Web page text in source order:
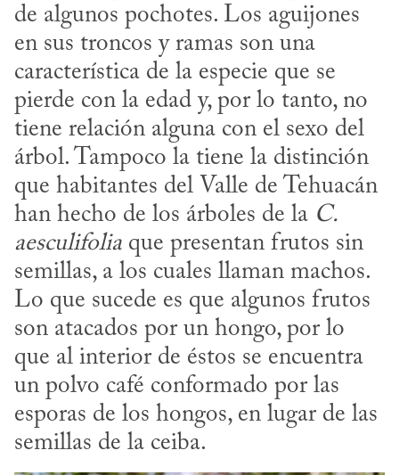
de algunos pochotes. Los aguijones
en sus troncos y ramas son una
característica de la especie que se
pierde con la edad y, por lo tanto, no
tiene relación alguna con el sexo del
árbol. Tampoco la tiene la distinción
que habitantes del Valle de Tehuacán
han hecho de los árboles de la C.
aesculifolia que presentan frutos sin
semillas, a los cuales llaman machos.
Lo que sucede es que algunos frutos
son atacados por un hongo, por lo
que al interior de éstos se encuentra
un polvo café conformado por las
esporas de los hongos, en lugar de las
semillas de la ceiba.